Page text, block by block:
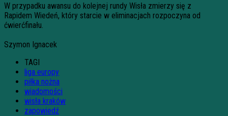
W przypadku awansu do kolejnej rundy Wisła zmierzy się z
Rapidem Wiedeń, który starcie w eliminacjach rozpoczyna od
ćwierćfinału.
Szymon Ignacek
TAGI
liga europy
piłka nożna
wiadomości
wisła kraków
zapowiedź